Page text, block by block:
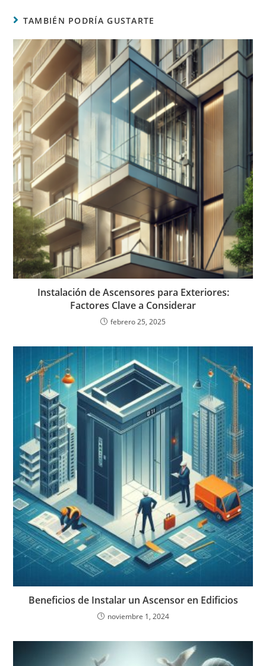
TAMBIÉN PODRÍA GUSTARTE
Instalación de Ascensores para Exteriores:
Factores Clave a Considerar
febrero 25, 2025
Beneficios de Instalar un Ascensor en Edificios
noviembre 1, 2024